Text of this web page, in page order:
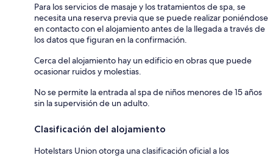
Para los servicios de masaje y los tratamientos de spa, se
necesita una reserva previa que se puede realizar poniéndose
en contacto con el alojamiento antes de la llegada a través de
los datos que figuran en la confirmación.
Cerca del alojamiento hay un edificio en obras que puede
ocasionar ruidos y molestias.
No se permite la entrada al spa de niños menores de 15 años
sin la supervisión de un adulto.
Clasificación del alojamiento
Hotelstars Union otorga una clasificación oficial a los